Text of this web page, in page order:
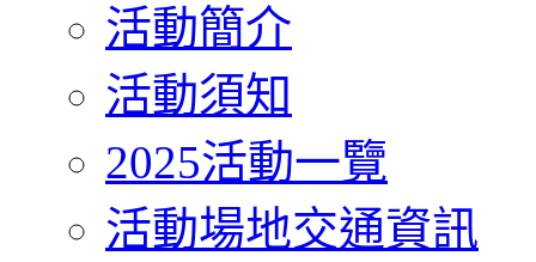
活動簡介
活動須知
2025活動一覽
活動場地交通資訊